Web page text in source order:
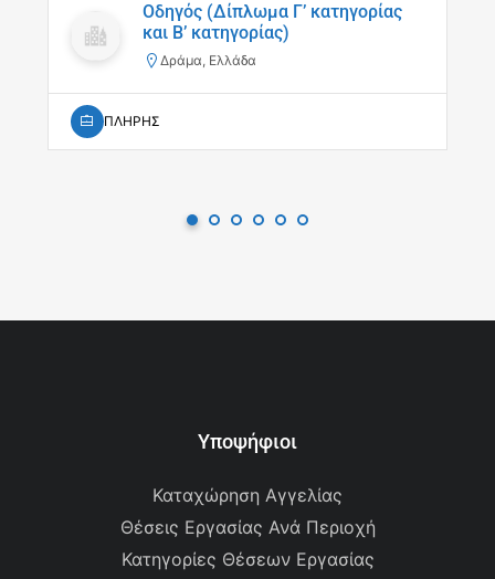
Οδηγός (Δίπλωμα Γ’ κατηγορίας
και Β’ κατηγορίας)
Δράμα, Ελλάδα
ΠΛΗΡΗΣ
Υποψήφιοι
Καταχώρηση Αγγελίας
Θέσεις Εργασίας Ανά Περιοχή
Κατηγορίες Θέσεων Εργασίας